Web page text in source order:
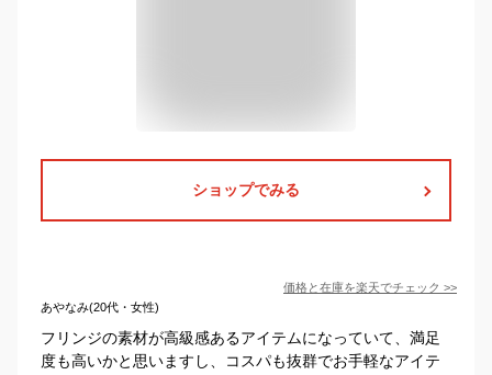
ショップでみる
価格と在庫を楽天でチェック >>
あやなみ(20代・女性)
フリンジの素材が高級感あるアイテムになっていて、満足
度も高いかと思いますし、コスパも抜群でお手軽なアイテ